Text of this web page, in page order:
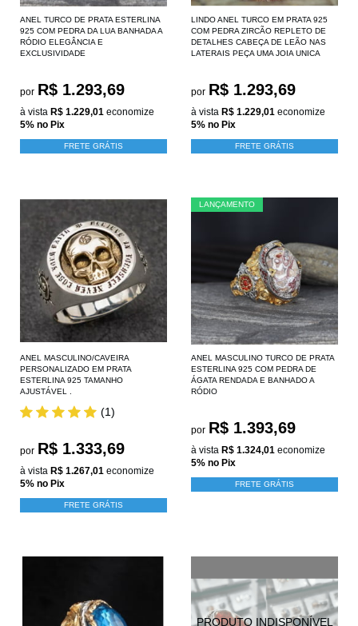
ANEL TURCO DE PRATA ESTERLINA
925 COM PEDRA DA LUA BANHADA A
RÓDIO ELEGÂNCIA E
EXCLUSIVIDADE
por R$ 1.293,69
à vista R$ 1.229,01 economize
5% no Pix
FRETE GRÁTIS
LINDO ANEL TURCO EM PRATA 925
COM PEDRA ZIRCÃO REPLETO DE
DETALHES CABEÇA DE LEÃO NAS
LATERAIS PEÇA UMA JOIA UNICA
por R$ 1.293,69
à vista R$ 1.229,01 economize
5% no Pix
FRETE GRÁTIS
ANEL MASCULINO/CAVEIRA
PERSONALIZADO EM PRATA
ESTERLINA 925 TAMANHO
AJUSTÁVEL .
(1)
por R$ 1.333,69
à vista R$ 1.267,01 economize
5% no Pix
FRETE GRÁTIS
LANÇAMENTO
ANEL MASCULINO TURCO DE PRATA
ESTERLINA 925 COM PEDRA DE
ÁGATA RENDADA E BANHADO A
RÓDIO
por R$ 1.393,69
à vista R$ 1.324,01 economize
5% no Pix
FRETE GRÁTIS